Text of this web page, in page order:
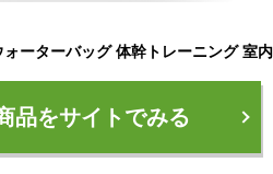
品をサイトでみる